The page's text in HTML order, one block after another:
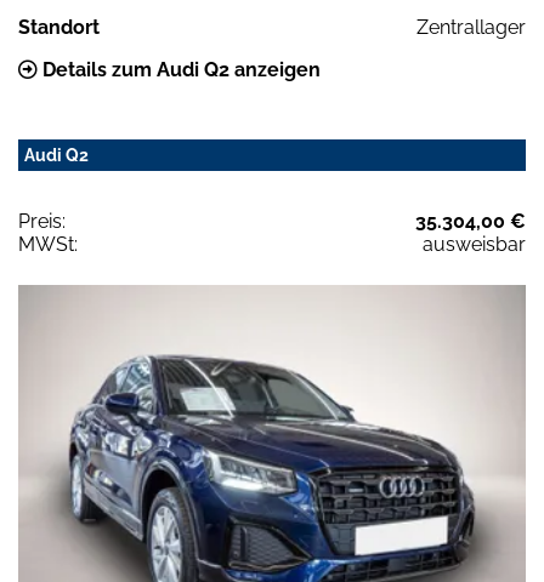
Standort
Zentrallager
Details zum Audi Q2 anzeigen
Audi Q2
Preis:
35.304,00 €
MWSt:
ausweisbar